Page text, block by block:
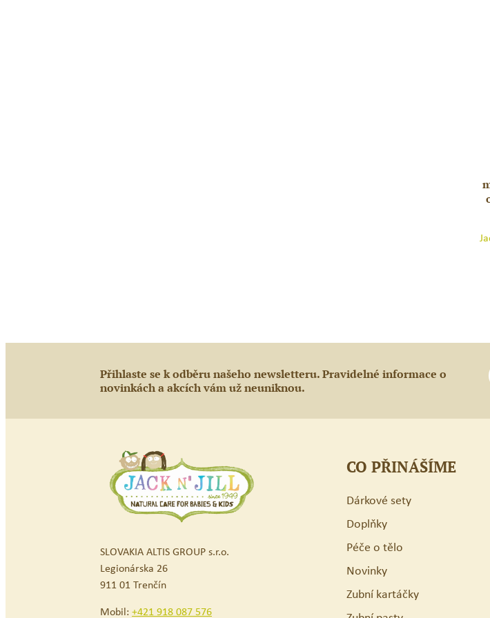
do
Přihlaste se k odběru našeho newsletteru. Pravidelné informace o
novinkách a akcích vám už neuniknou.
SLOVAKIA ALTIS GROUP s.r.o.
Legionárska 26
911 01 Trenčín
Mobil: +421 918 087 576
CO PŘINÁŠÍME
Dárkové sety
Doplňky
Péče o tělo
Novinky
Zubní kartáčky